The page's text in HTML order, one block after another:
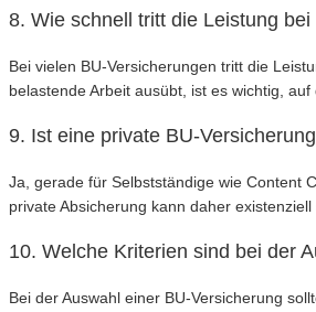
8. Wie schnell tritt die Leistung
Bei vielen BU-Versicherungen tritt die
belastende Arbeit ausübt, ist es wichtig,
9. Ist eine private BU-
Ja, gerade für Selbstständige wie Content
private Absicherung kann daher existenziell
10. Welche Kriterien sind bei der
Bei der Auswahl einer BU-Versicherung